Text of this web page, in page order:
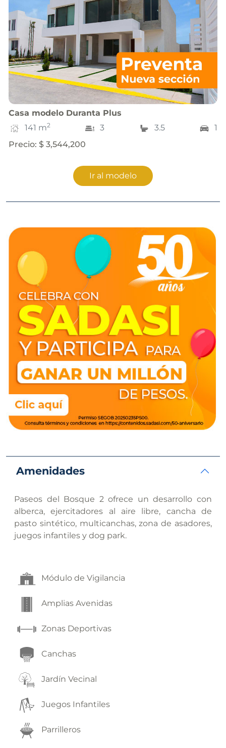
Casa modelo Duranta Plus
141 m2 3 3.5
1
Precio: $ 3,544,200
Ir al modelo
Amenidades
Paseos del Bosque 2 ofrece un desarrollo con
alberca, ejercitadores al aire libre, cancha de
pasto sintético, multicanchas, zona de asadores,
juegos infantiles y dog park.
Módulo de Vigilancia
Amplias Avenidas
Zonas Deportivas
Canchas
Jardín Vecinal
Juegos Infantiles
Parrilleros